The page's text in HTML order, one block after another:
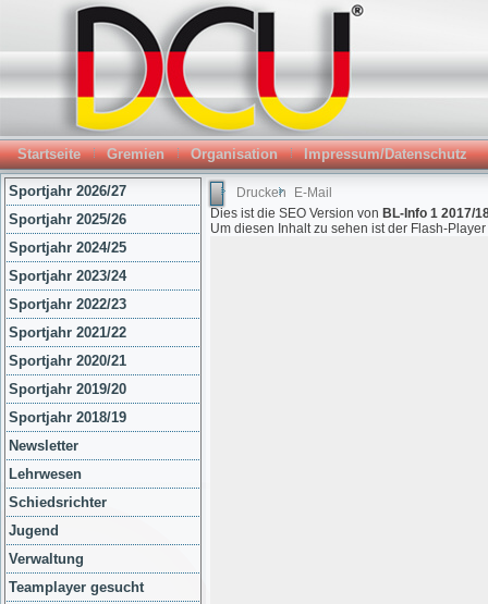
Startseite Gremien Organisation Impressum/Datenschutz
Sportjahr 2026/27
Sportjahr 2025/26
Sportjahr 2024/25
Sportjahr 2023/24
Sportjahr 2022/23
Sportjahr 2021/22
Sportjahr 2020/21
Sportjahr 2019/20
Sportjahr 2018/19
Newsletter
Lehrwesen
Schiedsrichter
Jugend
Verwaltung
Teamplayer gesucht
Drucken
E-Mail
Dies ist die SEO Version von BL-Info 1 2017/
Um diesen Inhalt zu sehen ist der Flash-